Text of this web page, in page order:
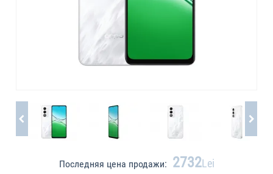
Последняя цена продажи: 2732Lei